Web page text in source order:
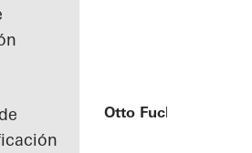
Bürogebäude Otto Fuchs KG